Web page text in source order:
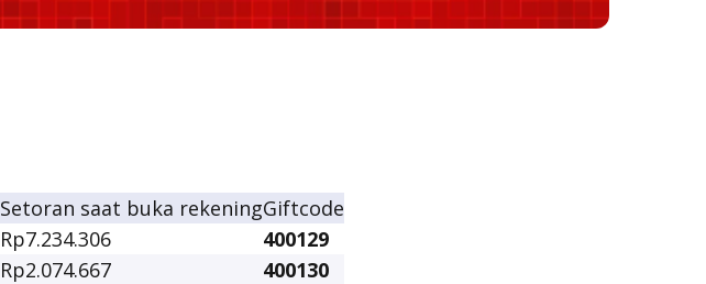
Setoran saat buka rekeningGiftcode
Rp7.234.306
400129
Rp2.074.667
400130